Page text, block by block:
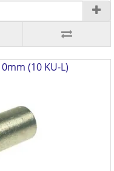
(10 KU-L)